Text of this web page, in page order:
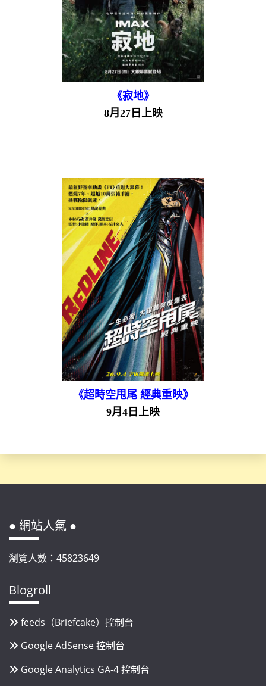
《寂地》
8月27日上映
《超時空甩尾 經典重映》
9月4日上映
● 網站人氣 ●
瀏覽人數：45823649
Blogroll
feeds（Briefcake）控制台
Google AdSense 控制台
Google Analytics GA-4 控制台